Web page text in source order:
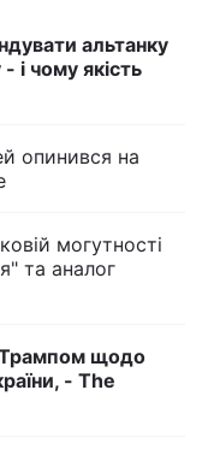
альтанку
і чому якість
опинився на
могутності
та аналог
Трампом щодо
- The